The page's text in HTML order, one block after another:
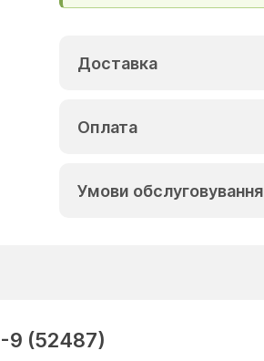
Доставка
Оплата
Умови обслуговування
9 (52487)